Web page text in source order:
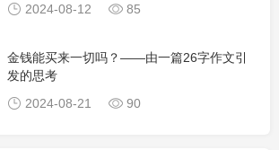
2024-08-12
85
金钱能买来一切吗？——由一篇26字作文引
发的思考
2024-08-21
90